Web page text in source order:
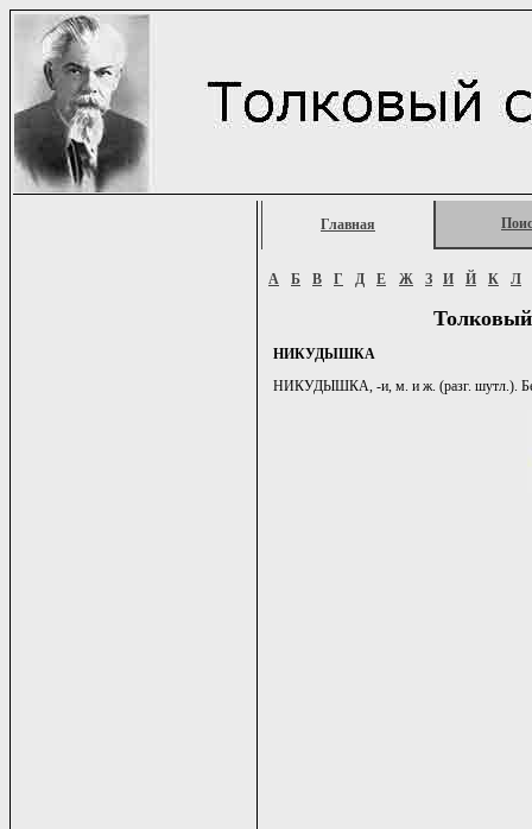
Главная
А Б В Г Д Е Ж З И Й К Л
НИКУДЫШКА
НИКУДЫШКА, -и, м. и ж. (разг. шутл.).